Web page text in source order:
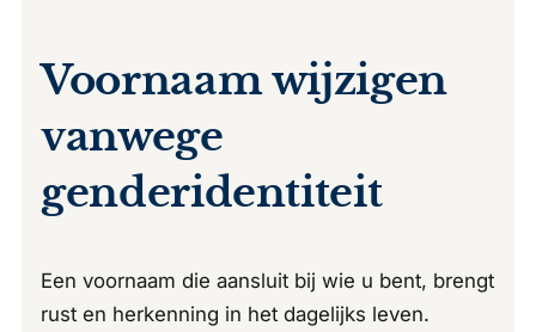
Voornaam wijzigen
vanwege
genderidentiteit
Een voornaam die aansluit bij wie u bent, brengt
rust en herkenning in het dagelijks leven.